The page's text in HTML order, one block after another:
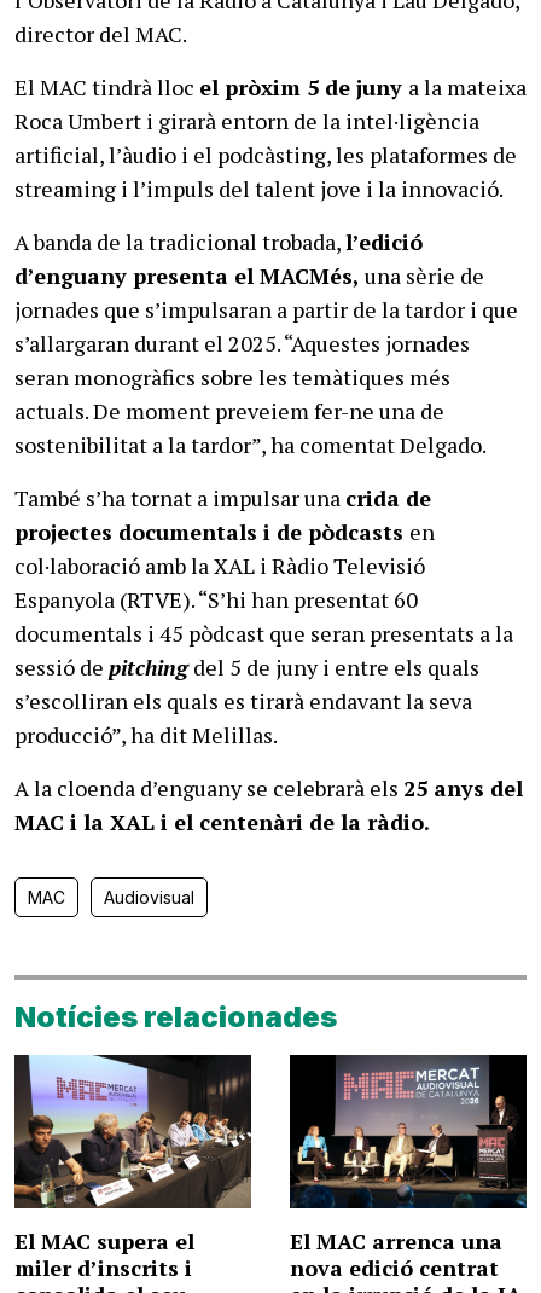
director del MAC.
El MAC tindrà lloc el pròxim 5 de juny a la mateixa
Roca Umbert i girarà entorn de la intel·ligència
artificial, l’àudio i el podcàsting, les plataformes de
streaming i l’impuls del talent jove i la innovació.
A banda de la tradicional trobada,l’edició
d’enguany presenta el MACMés, una sèrie de
jornades que s’impulsaran a partir de la tardor i que
s’allargaran durant el 2025. “Aquestes jornades
seran monogràfics sobre les temàtiques més
actuals. De moment preveiem fer-ne una de
sostenibilitat a la tardor”, ha comentat Delgado.
També s’ha tornat a impulsar una crida de
projectes documentals i de pòdcasts en
col·laboració amb la XAL i Ràdio Televisió
Espanyola (RTVE). “S’hi han presentat 60
documentals i 45 pòdcast que seran presentats a la
sessió de pitchingdel 5 de juny i entre els quals
s’escolliran els quals es tirarà endavant la seva
producció”, ha dit Melillas.
A la cloenda d’enguany se celebrarà els 25 anys del
MAC i la XAL i el centenàri de la ràdio.
MAC Audiovisual
Notícies relacionades
El MAC supera el
miler d’inscrits i
El MAC arrenca una
nova edició centrat